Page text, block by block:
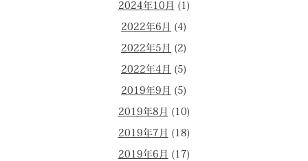
2024年10月 (1)
2022年6月 (4)
2022年5月 (2)
2022年4月 (5)
2019年9月 (5)
2019年8月 (10)
2019年7月 (18)
2019年6月 (17)